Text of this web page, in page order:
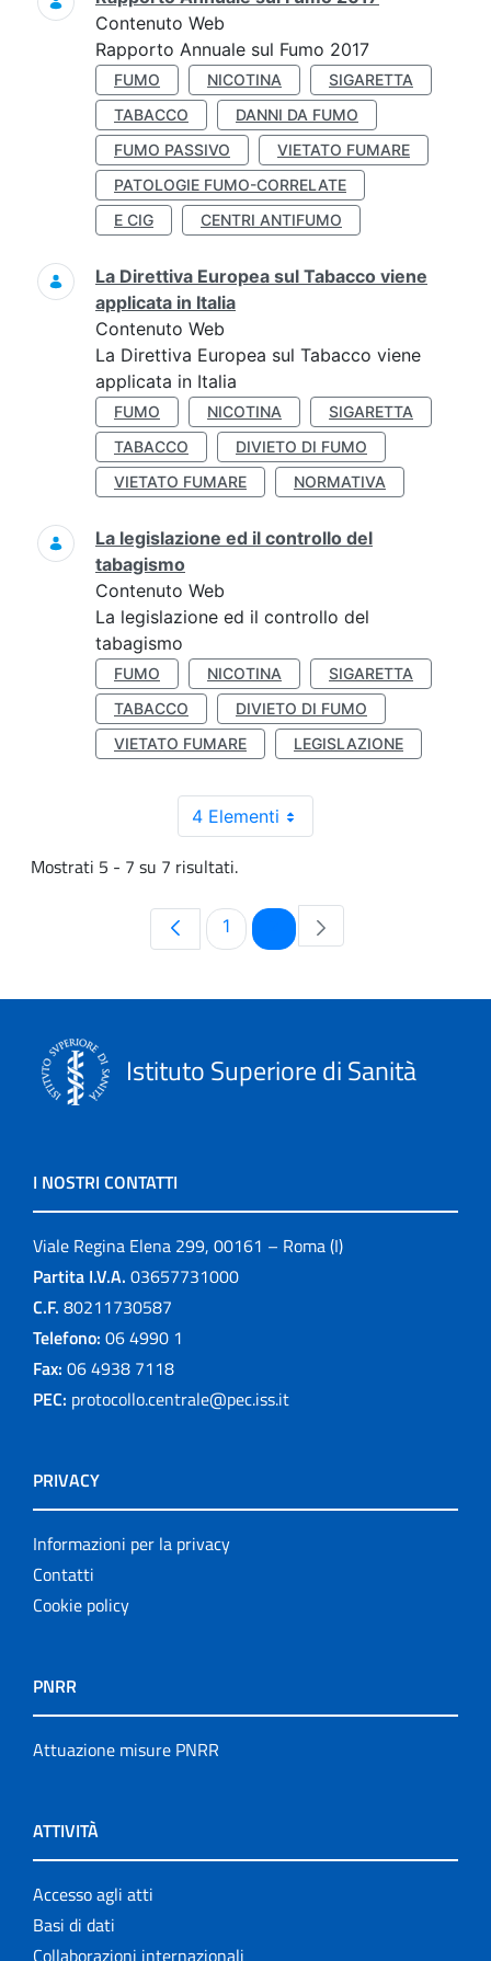
Contenuto Web
Rapporto Annuale sul Fumo 2017
FUMO NICOTINA
SIGARETTA
TABACCO
DANNI DA FUMO
FUMO PASSIVO
VIETATO FUMARE
PATOLOGIE FUMO-CORRELATE
E CIG
CENTRI ANTIFUMO
La Direttiva Europea sul Tabacco viene
applicata in Italia
Contenuto Web
La Direttiva Europea sul Tabacco viene
applicata in Italia
FUMO NICOTINA
SIGARETTA
TABACCO
DIVIETO DI FUMO
VIETATO FUMARE
NORMATIVA
La legislazione ed il controllo del
tabagismo
Contenuto Web
La legislazione ed il controllo del
tabagismo
FUMO NICOTINA
SIGARETTA
TABACCO
DIVIETO DI FUMO
VIETATO FUMARE
LEGISLAZIONE
4 Elementi
Mostrati 5 - 7 su 7 risultati.
Pagina
1 Pagina
Istituto Superiore di Sanità
I NOSTRI CONTATTI
Viale Regina Elena 299, 00161 – Roma (I)
Partita I.V.A. 03657731000
C.F. 80211730587
Telefono: 06 4990 1
Fax: 06 4938 7118
PEC: protocollo.centrale@pec.iss.it
PRIVACY
Informazioni per la privacy
Contatti
Cookie policy
PNRR
Attuazione misure PNRR
ATTIVITÀ
Accesso agli atti
Basi di dati
Collaborazioni internazionali